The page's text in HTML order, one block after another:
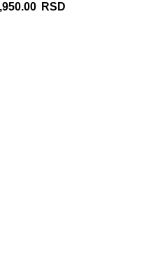
RSD